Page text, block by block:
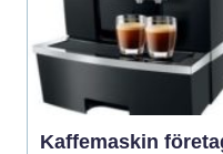
Kaffemaskin